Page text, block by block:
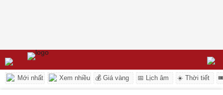
Mới nhất Xem nhiều 💰 Giá vàng 📅 Lịch âm ☀️ Thời tiết